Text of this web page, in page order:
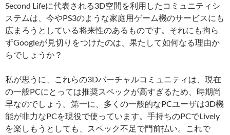
Second Lifeに代表される3D空間を利用したコミュニティシ
ステムは、今やPS3のような家庭用ゲーム機のサービスにも
広まろうとしている将来性のあるものです。それにも拘ら
ずGoogleが見切りをつけたのは、果たして如何なる理由か
らでしょうか？
私が思うに、これらの3Dバーチャルコミュニティは、現在
の一般PCにとっては推奨スペックが高すぎるため、時期尚
早なのでしょう。第一に、多くの一般的なPCユーザは3D機
能が非力なPCを現役で使っています。手持ちのPCでLively
を楽しもうとしても、スペック不足で門前払い。これで